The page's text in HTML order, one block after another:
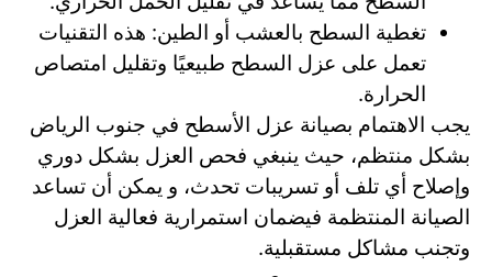
تغطية السطح بالعشب أو الطين: هذه التقنيات
تعمل على عزل السطح طبيعيًا وتقليل امتصاص
الحرارة.
يجب الاهتمام بصيانة عزل الأسطح في جنوب الرياض
بشكل منتظم، حيث ينبغي فحص العزل بشكل دوري
وإصلاح أي تلف أو تسريبات تحدث، و يمكن أن تساعد
الصيانة المنتظمة فيضمان استمرارية فعالية العزل
وتجنب مشاكل مستقبلية.